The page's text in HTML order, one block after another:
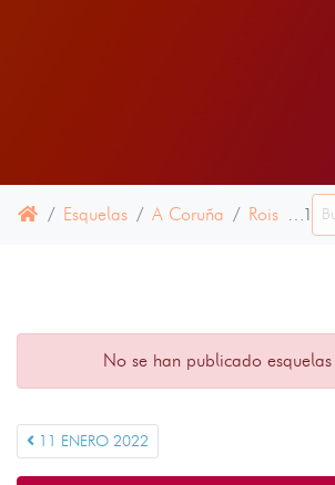
Esquelas A Coruña Rois 12
No se han publicado
11 ENERO 2022